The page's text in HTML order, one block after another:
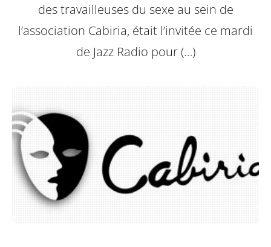
des travailleuses du sexe au sein de
l’association Cabiria, était l’invitée ce mardi
de Jazz Radio pour (…)